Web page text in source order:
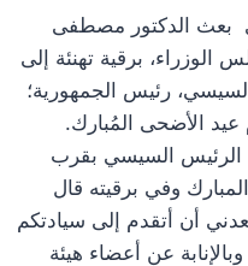
الدكتور مصطفى
برقية تهنئة إلى
رئيس الجمهورية؛
الأضحى المُبارك.
الرئيس السيسي بقرب
وفي برقيته قال
أن أتقدم إلى سيادتكم
عن أعضاء هيئة